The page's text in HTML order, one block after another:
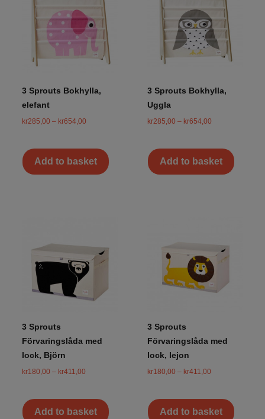
3 Sprouts Bokhylla,
elefant
kr285,00 – kr654,00
Add to basket
3 Sprouts Bokhylla,
Uggla
kr285,00 – kr654,00
Add to basket
3 Sprouts
Förvaringslåda med
lock, Björn
kr180,00 – kr411,00
Add to basket
3 Sprouts
Förvaringslåda med
lock, lejon
kr180,00 – kr411,00
Add to basket